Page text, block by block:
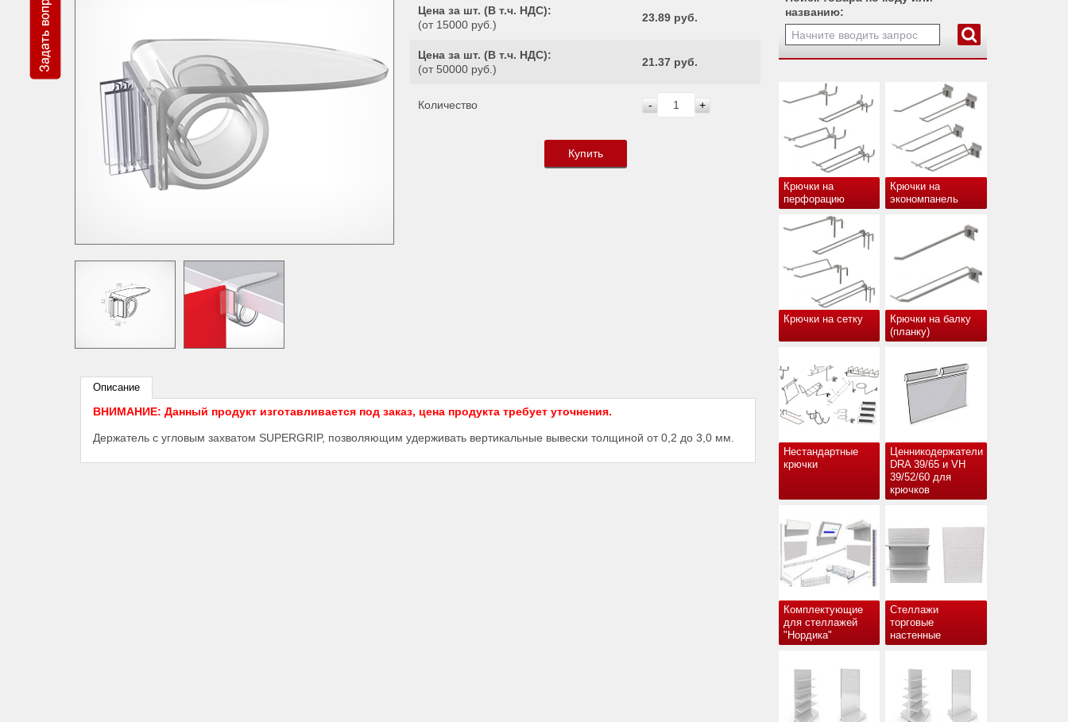
названию:
Крючки на
перфорацию
Крючки на
экономпанель
Крючки на сетку
Крючки на балку
(планку)
Нестандартные
крючки
Ценникодержатели
DRA 39/65 и VH
39/52/60 для
крючков
Комплектующие
для стеллажей
"Нордика"
Стеллажи
торговые
настенные
Цена за шт. (В т.ч. НДС):
(от 15000 руб.)
23.89 руб.
Цена за шт. (В т.ч. НДС):
(от 50000 руб.)
21.37 руб.
Количество - +
Купить
Описание
ВНИМАНИЕ: Данный продукт изготавливается под заказ, цена продукта требует уточнения.
Держатель с угловым захватом SUPERGRIP, позволяющим удерживать вертикальные вывески толщиной от 0,2 до 3,0 мм.